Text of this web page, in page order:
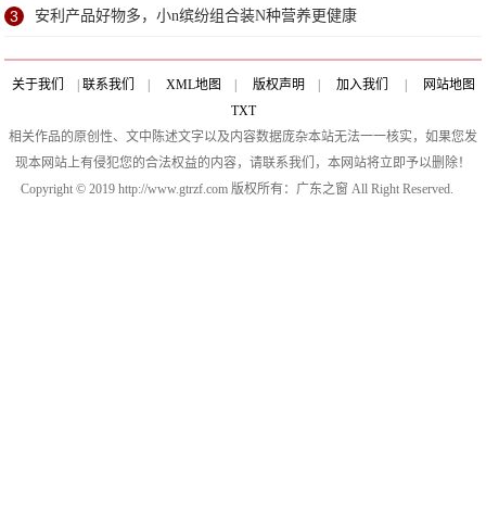
3 安利产品好物多，小n缤纷组合装N种营养更健康
关于我们 | 联系我们 | XML地图 | 版权声明 | 加入我们 |
网站地图
TXT
相关作品的原创性、文中陈述文字以及内容数据庞杂本站无法一一核实，如果您发
现本网站上有侵犯您的合法权益的内容，请联系我们，本网站将立即予以删除！
Copyright © 2019 http://www.gtrzf.com 版权所有：广东之窗 All Right Reserved.